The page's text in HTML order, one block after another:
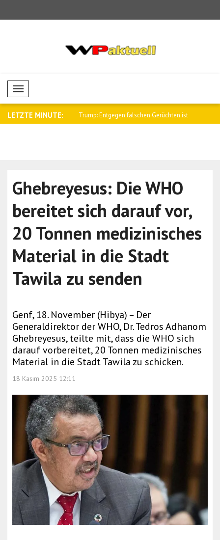
Mobil Menü
LETZTE MINUTE:
falschen Gerüchten ist Al-Scharaa empfing den britischen
Ghebreyesus: Die WHO
bereitet sich darauf vor,
20 Tonnen medizinisches
Material in die Stadt
Tawila zu senden
Genf, 18. November (Hibya) – Der
Generaldirektor der WHO, Dr. Tedros Adhanom
Ghebreyesus, teilte mit, dass die WHO sich
darauf vorbereitet, 20 Tonnen medizinisches
Material in die Stadt Tawila zu schicken.
18 Kasım 2025 12:11